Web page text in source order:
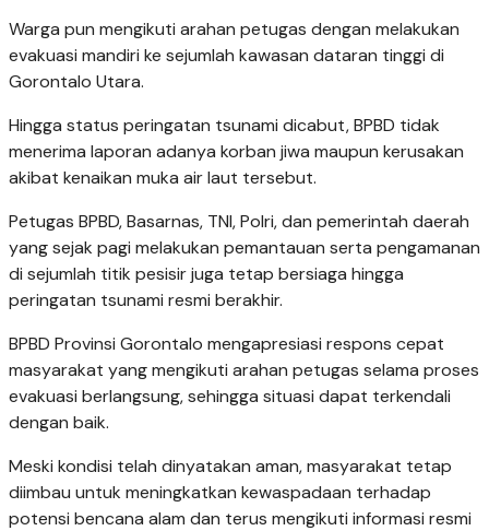
Warga pun mengikuti arahan petugas dengan melakukan
evakuasi mandiri ke sejumlah kawasan dataran tinggi di
Gorontalo Utara.
Hingga status peringatan tsunami dicabut, BPBD tidak
menerima laporan adanya korban jiwa maupun kerusakan
akibat kenaikan muka air laut tersebut.
Petugas BPBD, Basarnas, TNI, Polri, dan pemerintah daerah
yang sejak pagi melakukan pemantauan serta pengamanan
di sejumlah titik pesisir juga tetap bersiaga hingga
peringatan tsunami resmi berakhir.
BPBD Provinsi Gorontalo mengapresiasi respons cepat
masyarakat yang mengikuti arahan petugas selama proses
evakuasi berlangsung, sehingga situasi dapat terkendali
dengan baik.
Meski kondisi telah dinyatakan aman, masyarakat tetap
diimbau untuk meningkatkan kewaspadaan terhadap
potensi bencana alam dan terus mengikuti informasi resmi